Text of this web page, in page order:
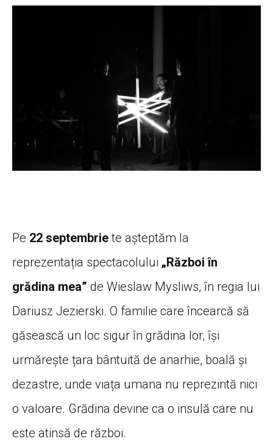
Pe 22 septembriete așteptăm la
reprezentația spectacolului „Război în
grădina mea” de Wieslaw Mysliws, în regia lui
Dariusz Jezierski. O familie care încearcă să
găsească un loc sigur în grădina lor, își
urmărește țara bântuită de anarhie, boală și
dezastre, unde viața umana nu reprezintă nici
o valoare. Grădina devine ca o insulă care nu
este atinsă de război.